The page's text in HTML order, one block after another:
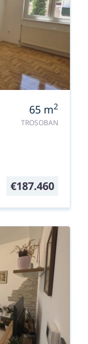
65 m2
TROSOBAN
€187.460